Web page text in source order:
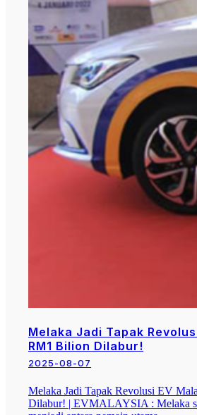
Melaka Jadi Tapak
RM1 Bilion Dilabur!
2025-08-07
Melaka Jadi Tapak Revolusi EV
Dilabur! | EVMALAYSIA : Melaka